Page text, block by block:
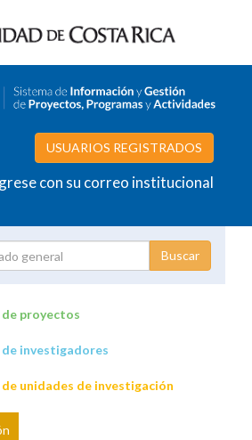
USUARIOS REGISTRADOS
con su correo institucional
proyectos
investigadores
unidades de investigación